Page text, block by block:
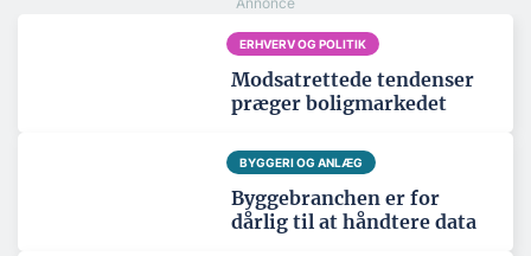
ERHVERV OG POLITIK
Modsatrettede tendenser
præger boligmarkedet
BYGGERI OG ANLÆG
Byggebranchen er for
dårlig til at håndtere data